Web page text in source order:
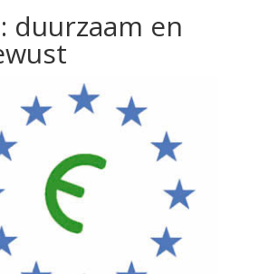
duurzaam en